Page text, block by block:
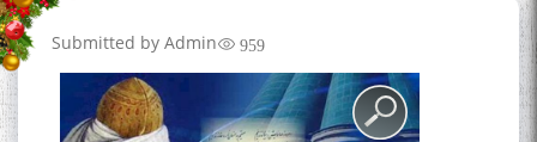
Submitted by Admin 959